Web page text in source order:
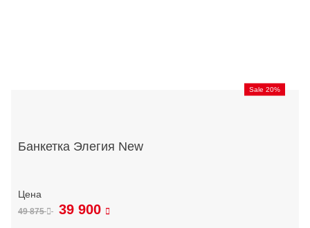
Sale 20%
Банкетка Элегия New
49 875 39 900